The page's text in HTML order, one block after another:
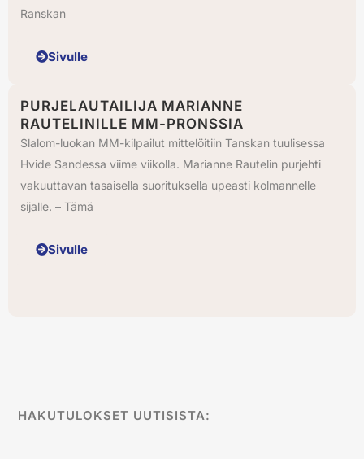
Ranskan
Sivulle
PURJELAUTAILIJA MARIANNE
RAUTELINILLE MM-PRONSSIA
Slalom-luokan MM-kilpailut mittelöitiin Tanskan tuulisessa
Hvide Sandessa viime viikolla. Marianne Rautelin purjehti
vakuuttavan tasaisella suorituksella upeasti kolmannelle
sijalle. – Tämä
Sivulle
HAKUTULOKSET UUTISISTA: